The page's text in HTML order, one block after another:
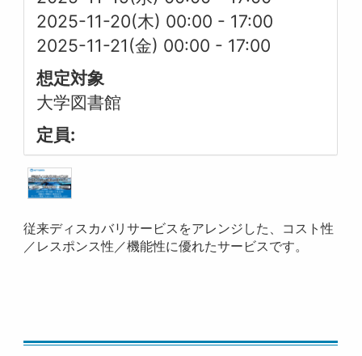
2025-11-20(木) 00:00 - 17:00
2025-11-21(金) 00:00 - 17:00
想定対象
大学図書館
定員:
従来ディスカバリサービスをアレンジした、コスト性
／レスポンス性／機能性に優れたサービスです。